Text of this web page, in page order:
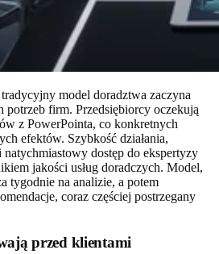
model doradztwa zaczyna
potrzeb firm. Przedsiębiorcy oczekują
z PowerPointa, co konkretnych
efektów. Szybkość działania,
natychmiastowy dostęp do ekspertyzy
jakości usług doradczych. Model,
tygodnie na analizie, a potem
coraz częściej postrzegany
przed klientami